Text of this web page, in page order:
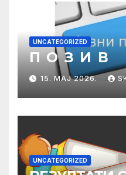
UNCATEGORIZED
П О З И В
15. МАЈ 2026.
UNCATEGORIZED